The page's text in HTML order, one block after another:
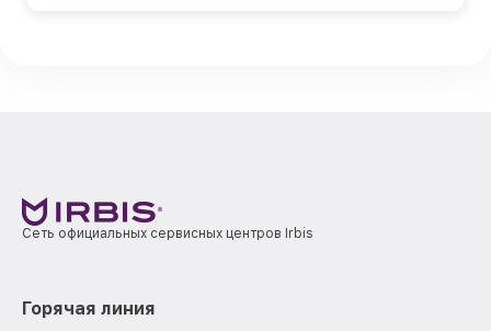
Сеть официальных сервисных центров Irbis
Горячая линия